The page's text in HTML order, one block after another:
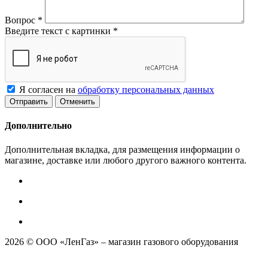
Вопрос *
Введите текст с картинки *
Я согласен на обработку персональных данных
Отменить
Дополнительно
Дополнительная вкладка, для размещения информации о
магазине, доставке или любого другого важного контента.
2026 © ООО «ЛенГаз» – магазин газового оборудования